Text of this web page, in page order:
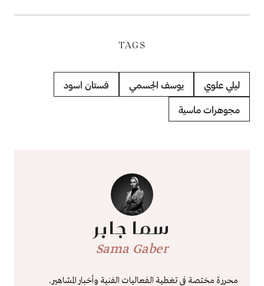
TAGS
ليلي علوي يوسف الجسمي فستان اسود
مجوهرات ماسية
سما جابر
Sama Gaber
محررة مختصة في تغطية الفعاليات الفنية وأخبار المشاهير.